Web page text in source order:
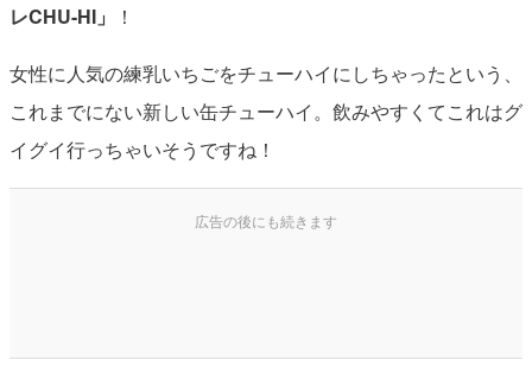
レCHU-HI」
！
女性に人気の練乳いちごをチューハイにしちゃったという、
これまでにない新しい缶チューハイ。飲みやすくてこれはグ
イグイ行っちゃいそうですね！